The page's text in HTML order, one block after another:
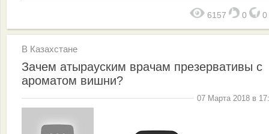
6157 0 0
В Казахстане
Зачем атырауским врачам презервативы с
ароматом вишни?
07 Марта 2018 в